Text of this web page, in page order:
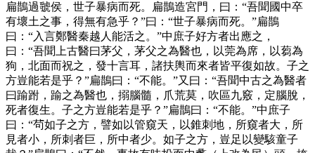
扁鵲過虢侯，世子暴病而死。扁鵲造宮門，曰：“吾聞國中卒
有壞土之事，得無有急乎？”曰：“世子暴病而死。”扁鵲
曰：“入言鄭醫秦越人能活之。”中庶子好方者出應之，
曰：“吾聞上古醫曰茅父，茅父之為醫也，以莞為席，以蒭為
狗，北面而祝之，發十言耳，諸扶輿而來者皆平復如故。子之
方豈能若是乎？”扁鵲曰：“不能。”又曰：“吾聞中古之為醫者
曰踰跗，踰之為醫也，搦腦髓，爪荒莫，吹區九竅，定腦脫，
死者復生。子之方豈能若是乎？”扁鵲曰：“不能。”中庶子
曰：“茍如子之方，譬如以管窺天，以錐刺地，所窺者大，所
見者小，所刺者巨，所中者少。如子之方，豈足以變駭童子